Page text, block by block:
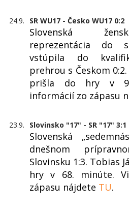
24.9. SR WU17 - Česko WU17 0:2
Slovenská
reprezentácia do
vstúpila do
prehrou s Českom
prišla do hry v
informácií zo zápasu
23.9. Slovinsko "17" - SR "17" 3:1
Slovenská
dnešnom
Slovinsku 1:3. Tobias
hry v 68. minúte.
zápasu nájdete TU.